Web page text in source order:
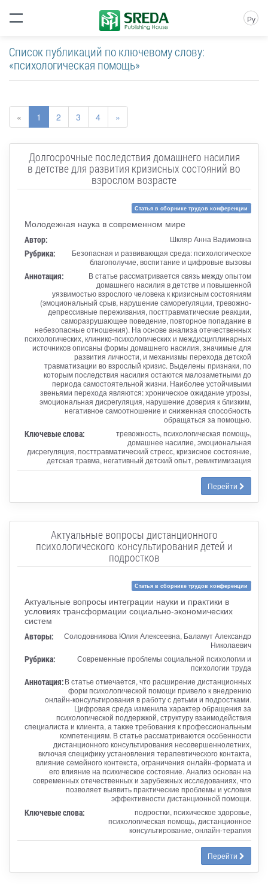
Ру
Список публикаций по ключевому слову:
«психологическая помощь»
« 1 2 3 4 »
Долгосрочные последствия домашнего насилия
в детстве для развития кризисных состояний во
взрослом возрасте
Статья в сборнике трудов конференции
Молодежная наука в современном мире
Автор: Шкляр Анна Вадимовна
Рубрика:
Безопасная и развивающая среда: психологическое
благополучие, воспитание и цифровые вызовы
Аннотация:
В статье рассматривается связь между опытом
домашнего насилия в детстве и повышенной
уязвимостью взрослого человека к кризисным состояниям
(эмоциональный срыв, нарушение саморегуляции, тревожно-
депрессивные переживания, посттравматические реакции,
саморазрушающее поведение, повторное попадание в
небезопасные отношения). На основе анализа отечественных
психологических, клинико-психологических и междисциплинарных
источников описаны формы домашнего насилия, значимые для
развития личности, и механизмы перехода детской
травматизации во взрослый кризис. Выделены признаки, по
которым последствия насилия остаются малозаметными до
периода самостоятельной жизни. Наиболее устойчивыми
звеньями перехода являются: хроническое ожидание угрозы,
эмоциональная дисрегуляция, нарушение доверия к близким,
негативное самоотношение и сниженная способность
обращаться за помощью.
Ключевые слова:
тревожность, психологическая помощь,
домашнее насилие, эмоциональная
дисрегуляция, посттравматический стресс, кризисное состояние,
детская травма, негативный детский опыт, ревиктимизация
Перейти
Актуальные вопросы дистанционного
психологического консультирования детей и
подростков
Статья в сборнике трудов конференции
Актуальные вопросы интеграции науки и практики в
условиях трансформации социально-экономических
систем
Авторы:
Солодовникова Юлия Алексеевна, Баламут Александр
Николаевич
Рубрика:
Современные проблемы социальной психологии и
психологии труда
Аннотация:В статье отмечается, что расширение дистанционных
форм психологической помощи привело к внедрению
онлайн-консультирования в работу с детьми и подростками.
Цифровая среда изменила характер обращения за
психологической поддержкой, структуру взаимодействия
специалиста и клиента, а также требования к профессиональным
компетенциям. В статье рассматриваются особенности
дистанционного консультирования несовершеннолетних,
включая специфику установления терапевтического контакта,
влияние семейного контекста, ограничения онлайн-формата и
его влияние на психическое состояние. Анализ основан на
современных отечественных и зарубежных исследованиях, что
позволяет выявить практические проблемы и условия
эффективности дистанционной помощи.
Ключевые слова:
подростки, психическое здоровье,
психологическая помощь, дистанционное
консультирование, онлайн-терапия
Перейти